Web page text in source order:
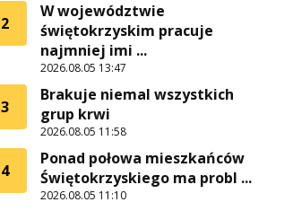
2
W województwie
świętokrzyskim pracuje
najmniej imi ...
2026.08.05 13:47
3
Brakuje niemal wszystkich
grup krwi
2026.08.05 11:58
4
Ponad połowa mieszkańców
Świętokrzyskiego ma probl ...
2026.08.05 11:10